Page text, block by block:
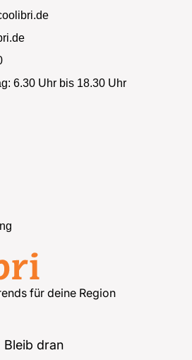
für deine Region
6.30 Uhr bis 18.30 Uhr
Bleib dran